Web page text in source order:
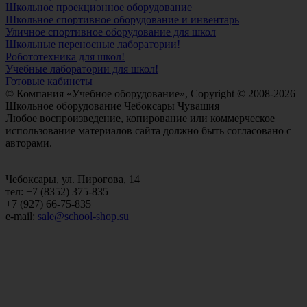
Школьное проекционное оборудование
Школьное спортивное оборудование и инвентарь
Уличное спортивное оборудование для школ
Школьные переносные лаборатории!
Робототехника для школ!
Учебные лаборатории для школ!
Готовые кабинеты
© Компания «Учебное оборудование», Copyright © 2008-2026
Школьное оборудование Чебоксары Чувашия
Любое воспроизведение, копирование или коммерческое
использование материалов сайта должно быть согласовано с
авторами.
Чебоксары, ул. Пирогова, 14
тел: +7 (8352) 375-835
+7 (927) 66-75-835
e-mail: sale@school-shop.su